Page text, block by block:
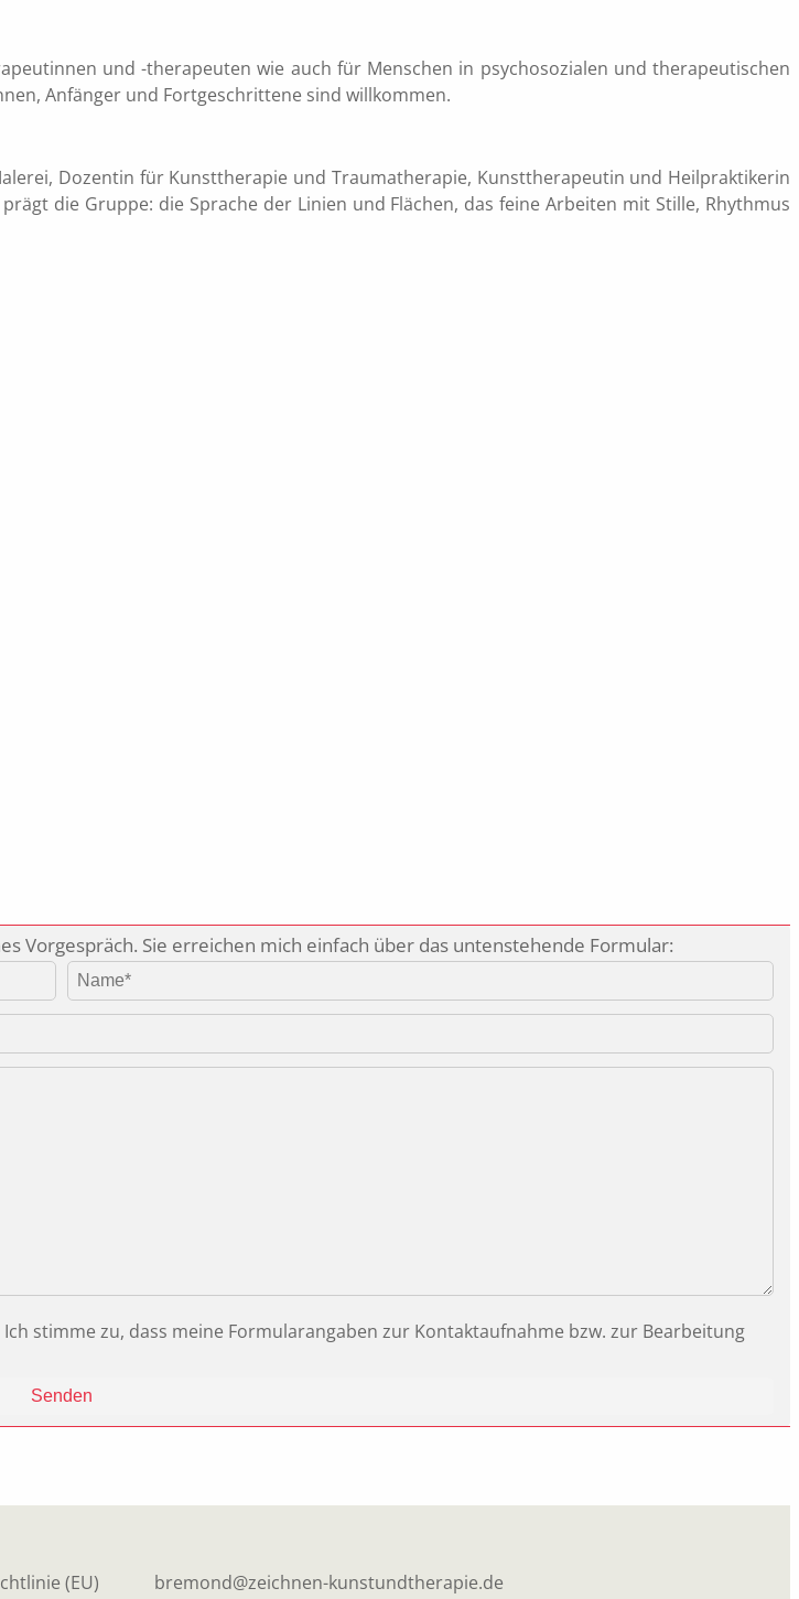
und -therapeuten wie auch für Menschen in psychosozialen und therapeutischen
Anfänger und Fortgeschrittene sind willkommen.
Dozentin für Kunsttherapie und Traumatherapie, Kunsttherapeutin und Heilpraktikerin
die Gruppe: die Sprache der Linien und Flächen, das feine Arbeiten mit Stille, Rhythmus
Vorgespräch. Sie erreichen mich einfach über das untenstehende Formular:
stimme zu, dass meine Formularangaben zur Kontaktaufnahme bzw. zur Bearbeitung
(EU) bremond@zeichnen-kunstundtherapie.de